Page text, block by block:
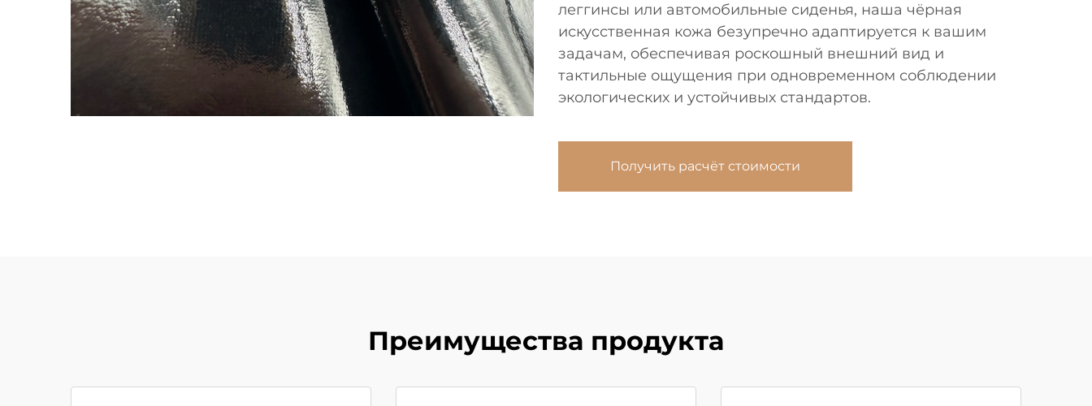
леггинсы или автомобильные сиденья, наша чёрная
искусственная кожа безупречно адаптируется к вашим
задачам, обеспечивая роскошный внешний вид и
тактильные ощущения при одновременном соблюдении
экологических и устойчивых стандартов.
Получить расчёт стоимости
Преимущества продукта